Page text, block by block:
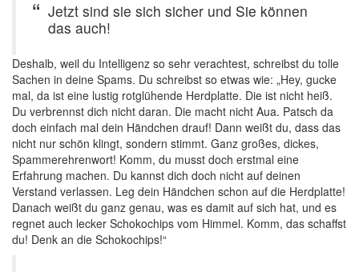
Jetzt sind sie sich sicher und Sie können
das auch!
Deshalb, weil du Intelligenz so sehr verachtest, schreibst du tolle
Sachen in deine Spams. Du schreibst so etwas wie: „Hey, gucke
mal, da ist eine lustig rotglühende Herdplatte. Die ist nicht heiß.
Du verbrennst dich nicht daran. Die macht nicht Aua. Patsch da
doch einfach mal dein Händchen drauf! Dann weißt du, dass das
nicht nur schön klingt, sondern stimmt. Ganz großes, dickes,
Spammerehrenwort! Komm, du musst doch erstmal eine
Erfahrung machen. Du kannst dich doch nicht auf deinen
Verstand verlassen. Leg dein Händchen schon auf die Herdplatte!
Danach weißt du ganz genau, was es damit auf sich hat, und es
regnet auch lecker Schokochips vom Himmel. Komm, das schaffst
du! Denk an die Schokochips!“